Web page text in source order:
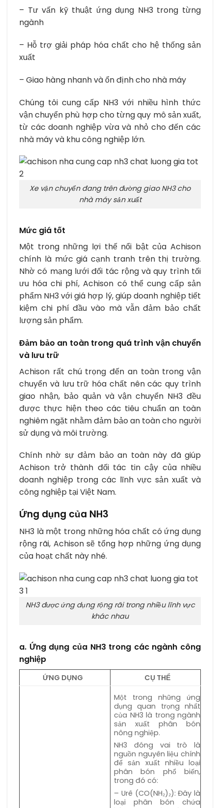
– Tư vấn kỹ thuật ứng dụng NH3 trong từng
ngành
– Hỗ trợ giải pháp hóa chất cho hệ thống sản
xuất
– Giao hàng nhanh và ổn định cho nhà máy
Chúng tôi cung cấp NH3 với nhiều hình thức
vận chuyển phù hợp cho từng quy mô sản xuất,
từ các doanh nghiệp vừa và nhỏ cho đến các
nhà máy và khu công nghiệp lớn.
Xe vận chuyển đang trên đường giao NH3 cho
nhà máy sản xuất
Mức giá tốt
Một trong những lợi thế nổi bật của Achison
chính là mức giá cạnh tranh trên thị trường.
Nhờ có mạng lưới đối tác rộng và quy trình tối
ưu hóa chi phí, Achison có thể cung cấp sản
phẩm NH3 với giá hợp lý, giúp doanh nghiệp tiết
kiệm chi phí đầu vào mà vẫn đảm bảo chất
lượng sản phẩm.
Đảm bảo an toàn trong quá trình vận chuyển
và lưu trữ
Achison rất chú trọng đến an toàn trong vận
chuyển và lưu trữ hóa chất nên các quy trình
giao nhận, bảo quản và vận chuyển NH3 đều
được thực hiện theo các tiêu chuẩn an toàn
nghiêm ngặt nhằm đảm bảo an toàn cho người
sử dụng và môi trường.
Chính nhờ sự đảm bảo an toàn này đã giúp
Achison trở thành đối tác tin cậy của nhiều
doanh nghiệp trong các lĩnh vực sản xuất và
công nghiệp tại Việt Nam.
Ứng dụng của NH3
NH3 là một trong những hóa chất có ứng dụng
rộng rãi, Achison sẽ tổng hợp những ứng dụng
của hoạt chất này nhé.
NH3 được ứng dụng rộng rãi trong nhiều lĩnh vực
khác nhau
a. Ứng dụng của NH3 trong các ngành công
nghiệp
ỨNG DỤNG CỤ THỂ
Một trong những ứng
dụng quan trọng nhất
của NH3 là trong ngành
sản xuất phân bón
nông nghiệp.
NH3 đóng vai trò là
nguồn nguyên liệu chính
để sản xuất nhiều loại
phân bón phổ biến,
trong đó có:
– Urê (CO(NH₂)₂): Đây là
loại phân bón chứa